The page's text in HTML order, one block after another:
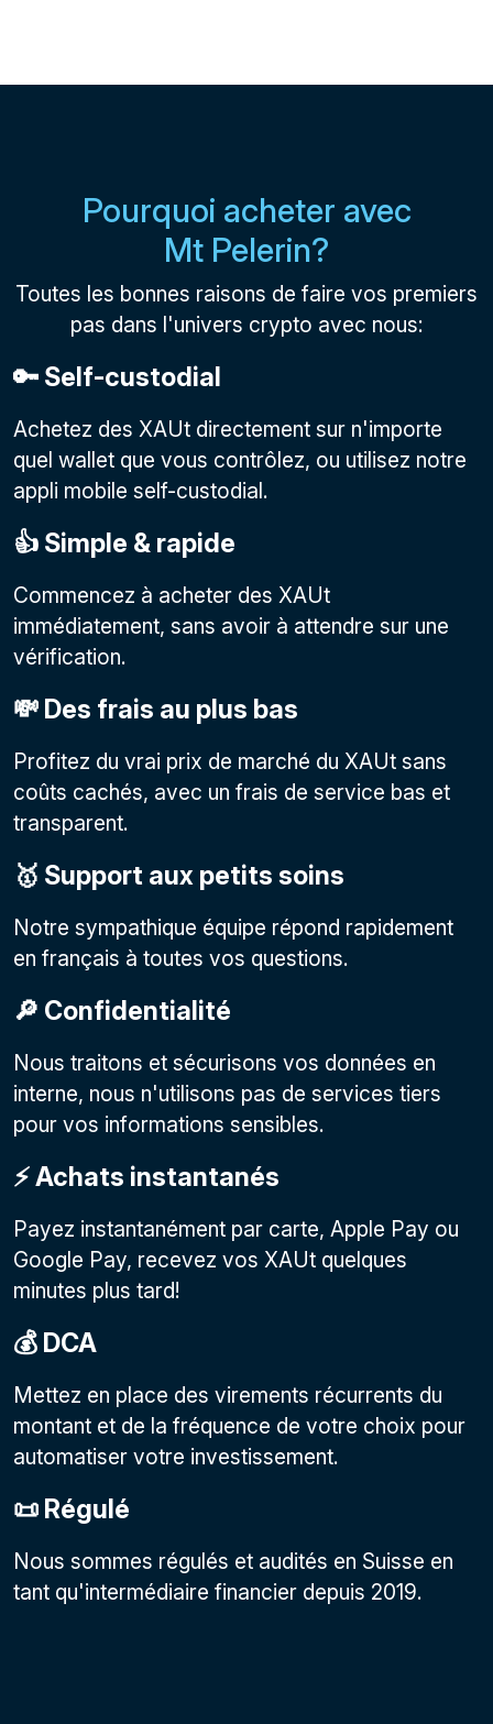
Pourquoi acheter avec
Mt Pelerin?
Toutes les bonnes raisons de faire vos premiers
pas dans l'univers crypto avec nous:
🔑 Self-custodial
Achetez des XAUt directement sur n'importe
quel wallet que vous contrôlez, ou utilisez notre
appli mobile self-custodial.
👍 Simple & rapide
Commencez à acheter des XAUt
immédiatement, sans avoir à attendre sur une
vérification.
💸 Des frais au plus bas
Profitez du vrai prix de marché du XAUt sans
coûts cachés, avec un frais de service bas et
transparent.
🥇 Support aux petits soins
Notre sympathique équipe répond rapidement
en français à toutes vos questions.
🔎 Confidentialité
Nous traitons et sécurisons vos données en
interne, nous n'utilisons pas de services tiers
pour vos informations sensibles.
⚡️ Achats instantanés
Payez instantanément par carte, Apple Pay ou
Google Pay, recevez vos XAUt quelques
minutes plus tard!
💰 DCA
Mettez en place des virements récurrents du
montant et de la fréquence de votre choix pour
automatiser votre investissement.
📜 Régulé
Nous sommes régulés et audités en Suisse en
tant qu'intermédiaire financier depuis 2019.